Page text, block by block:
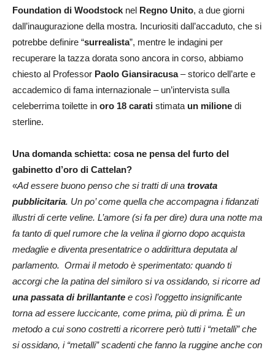
Foundation di Woodstock nel Regno Unito, a due giorni
dall’inaugurazione della mostra. Incuriositi dall’accaduto, che si
potrebbe definire “surrealista”, mentre le indagini per
recuperare la tazza dorata sono ancora in corso, abbiamo
chiesto al Professor Paolo Giansiracusa– storico dell’arte e
accademico di fama internazionale – un’intervista sulla
celeberrima toilette in oro 18 carati stimata un milione di
sterline.
Una domanda schietta: cosa ne pensa del furto del
gabinetto d’oro di Cattelan?
«Ad essere buono penso che si tratti di una trovata
pubblicitaria. Un po’ come quella che accompagna i fidanzati
illustri di certe veline. L’amore (si fa per dire) dura una notte ma
fa tanto di quel rumore che la velina il giorno dopo acquista
medaglie e diventa presentatrice o addirittura deputata al
parlamento. Ormai il metodo è sperimentato: quando ti
accorgi che la patina del similoro si va ossidando, si ricorre ad
una passata di brillantante e così l’oggetto insignificante
torna ad essere luccicante, come prima, più di prima. È un
metodo a cui sono costretti a ricorrere però tutti i “metalli” che
si ossidano, i “metalli” scadenti che fanno la ruggine anche con